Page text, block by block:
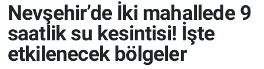
Nevşehir’de İki mahallede 9
saatlik su kesintisi! İşte
etkilenecek bölgeler
SEÇİM
Muşkara Özel
Nevşehir Trafik Yoğunluk Haritası
Süper Lig Puan Durumu ve Fikstür